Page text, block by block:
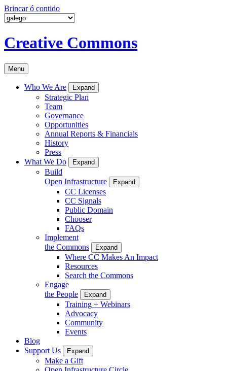
Brincar ó contido
Creative Commons
Menu
Who We Are Expand
Strategic Plan
Team
Governance
Opportunities
Annual Reports & Financials
History
Press
What We Do
Expand
Build
Open Infrastructure
Expand
CC Licenses
CC Signals
Public Domain
Chooser
FAQs
Implement
the Commons
Expand
Where CC Makes An Impact
Resources
Search the Commons
Engage
the People
Expand
Training + Webinars
Advocacy
Community
Events
Blog
Support Us
Expand
Make a Gift